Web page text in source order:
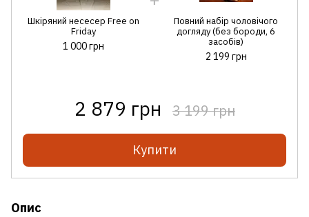
Шкіряний несесер Free on
Friday
1 000 грн
Повний набір чоловічого
догляду (без бороди, 6
засобів)
2 199 грн
2 879 грн 3 199 грн
Купити
Опис